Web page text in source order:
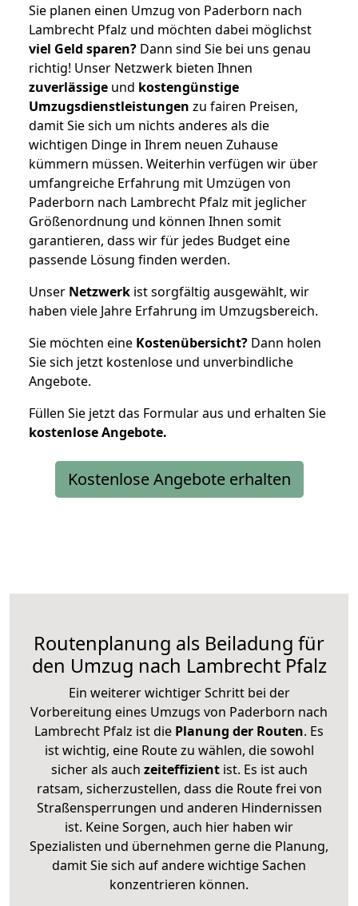
Sie planen einen Umzug von Paderborn nach
Lambrecht Pfalz und möchten dabei möglichst
viel Geld sparen? Dann sind Sie bei uns genau
richtig! Unser Netzwerk bieten Ihnen
zuverlässige und kostengünstige
Umzugsdienstleistungen zu fairen Preisen,
damit Sie sich um nichts anderes als die
wichtigen Dinge in Ihrem neuen Zuhause
kümmern müssen. Weiterhin verfügen wir über
umfangreiche Erfahrung mit Umzügen von
Paderborn nach Lambrecht Pfalz mit jeglicher
Größenordnung und können Ihnen somit
garantieren, dass wir für jedes Budget eine
passende Lösung finden werden.
Unser Netzwerk ist sorgfältig ausgewählt, wir
haben viele Jahre Erfahrung im Umzugsbereich.
Sie möchten eine Kostenübersicht? Dann holen
Sie sich jetzt kostenlose und unverbindliche
Angebote.
Füllen Sie jetzt das Formular aus und erhalten Sie
kostenloseAngebote.
Kostenlose Angebote erhalten
Routenplanung als Beiladung für
den Umzug nach Lambrecht Pfalz
Ein weiterer wichtiger Schritt bei der
Vorbereitung eines Umzugs von Paderborn nach
Lambrecht Pfalz ist die Planung der Routen. Es
ist wichtig, eine Route zu wählen, die sowohl
sicher als auch zeiteffizientist. Es ist auch
ratsam, sicherzustellen, dass die Route frei von
Straßensperrungen und anderen Hindernissen
ist. Keine Sorgen, auch hier haben wir
Spezialisten und übernehmen gerne die Planung,
damit Sie sich auf andere wichtige Sachen
konzentrieren können.